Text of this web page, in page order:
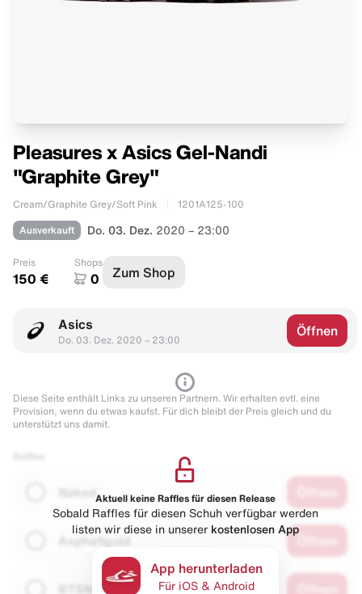
Pleasures x Asics Gel-Nandi
"Graphite Grey"
Cream/Graphite Grey/Soft Pink 1201A125-100
Ausverkauft Do. 03. Dez. 2020 – 23:00
Preis
150 €
Shops
0 Zum Shop
Asics
Do. 03. Dez. 2020 – 23:00
Öffnen
Diese Seite enthält Links zu unseren Partnern. Wir erhalten evtl. eine
Provision, wenn du etwas kaufst. Für dich bleibt der Preis gleich und du
unterstützt uns damit.
Naked
Asphaltgold
Aktuell keine Raffles für diesen Release
Sobald Raffles für diesen Schuh verfügbar werden
listen wir diese in unserer kostenlosen App
App herunterladen
Für iOS & Android